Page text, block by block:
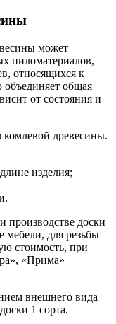
может
пиломатериалов,
относящихся к
общая
от состояния и
комлевой древесины.
изделия;
доски
мебели, для резьбы
стоимость, при
«Прима»
внешнего вида
1 сорта.